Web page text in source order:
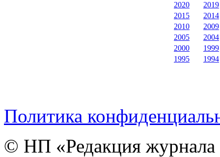
2020
2019
2015
2014
2010
2009
2005
2004
2000
1999
1995
1994
Политика
© НП «Редакция